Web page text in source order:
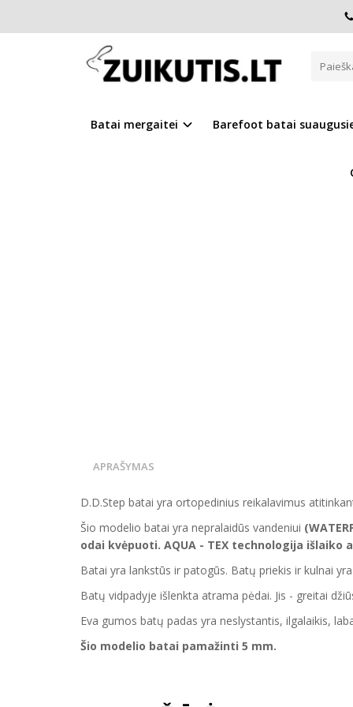
Batai mergaitei Barefoot batai
Pagrindinis Batai berniukui D.D.Step batai berniukams
PILKI BATAI 24-29 D. F61229M
Į PALYGINIMĄ Į
APRAŠYMAS
D.D.Step batai yra ortopedinius reikalavimus
Šio modelio batai yra nepralaidūs vandeniui
odai kvėpuoti. AQUA - TEX technologija
Batai yra lankstūs ir patogūs. Batų priekis ir kulnai
Batų vidpadyje išlenkta atrama pėdai. Jis - greitai
Eva gumos batų padas yra neslystantis, ilgalaikis,
Šio modelio batai pamažinti 5 mm.